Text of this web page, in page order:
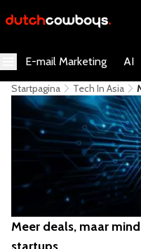
E-mail Marketing AI
Startpagina Tech In Asia
Meer deals, maar